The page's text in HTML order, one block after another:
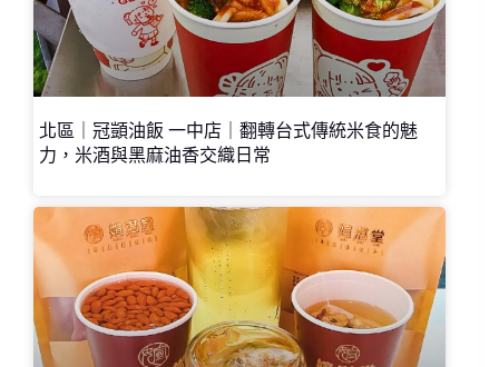
北區｜冠顗油飯 一中店｜翻轉台式傳統米食的魅
力，米酒與黑麻油香交織日常